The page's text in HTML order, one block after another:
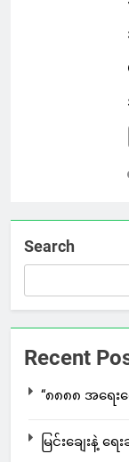
Search
Recent
“၈၈၈၈ အရေး
မြင်းချေးနဲ့